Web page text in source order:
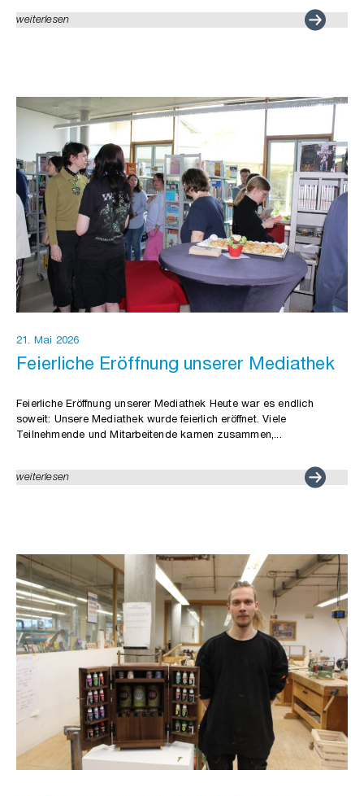
weiterlesen
21. Mai 2026
Feierliche Eröffnung unserer Mediathek
Feierliche Eröffnung unserer Mediathek Heute war es endlich
soweit: Unsere Mediathek wurde feierlich eröffnet. Viele
Teilnehmende und Mitarbeitende kamen zusammen,...
weiterlesen